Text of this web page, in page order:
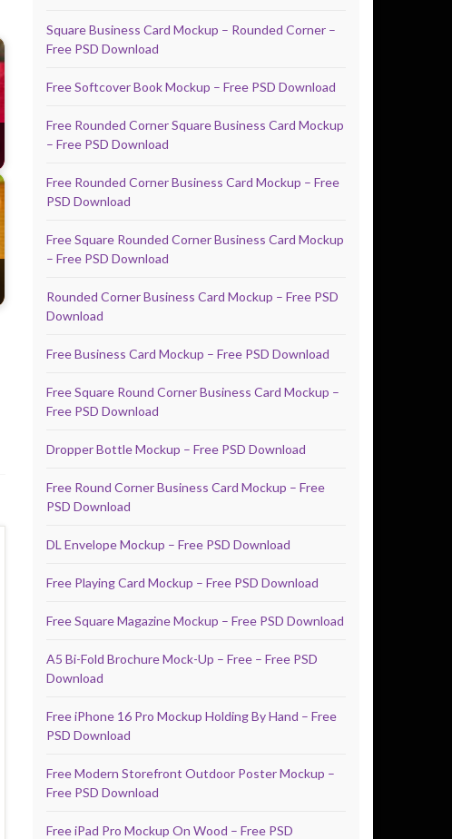
Square Business Card Mockup – Rounded Corner –
Free PSD Download
Free Softcover Book Mockup – Free PSD Download
Free Rounded Corner Square Business Card Mockup
– Free PSD Download
Free Rounded Corner Business Card Mockup – Free
PSD Download
Free Square Rounded Corner Business Card Mockup
– Free PSD Download
Rounded Corner Business Card Mockup – Free PSD
Download
Free Business Card Mockup – Free PSD Download
Free Square Round Corner Business Card Mockup –
Free PSD Download
Dropper Bottle Mockup – Free PSD Download
Free Round Corner Business Card Mockup – Free
PSD Download
DL Envelope Mockup – Free PSD Download
Free Playing Card Mockup – Free PSD Download
Free Square Magazine Mockup – Free PSD Download
A5 Bi-Fold Brochure Mock-Up – Free – Free PSD
Download
Free iPhone 16 Pro Mockup Holding By Hand – Free
PSD Download
Free Modern Storefront Outdoor Poster Mockup –
Free PSD Download
Free iPad Pro Mockup On Wood – Free PSD